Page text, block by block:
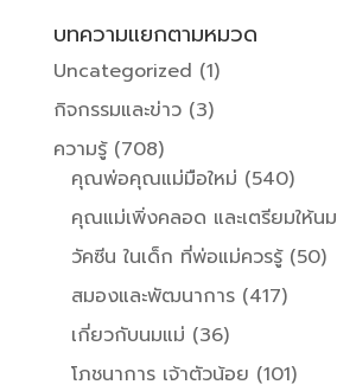
บทความแยกตามหมวด
Uncategorized (1)
กิจกรรมและข่าว(3)
ความรู้(708)
คุณพ่อคุณแม่มือใหม่ (540)
คุณแม่เพิ่งคลอด และเตรียมให้นม
วัคซีน ในเด็ก ที่พ่อแม่ควรรู้(50)
สมองและพัฒนาการ(417)
เกี่ยวกับนมแม่ (36)
โภชนาการ เจ้าตัวน้อย (101)